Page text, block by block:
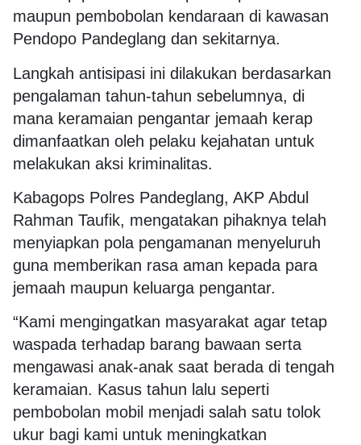
maupun pembobolan kendaraan di kawasan
Pendopo Pandeglang dan sekitarnya.
Langkah antisipasi ini dilakukan berdasarkan
pengalaman tahun-tahun sebelumnya, di
mana keramaian pengantar jemaah kerap
dimanfaatkan oleh pelaku kejahatan untuk
melakukan aksi kriminalitas.
Kabagops Polres Pandeglang, AKP Abdul
Rahman Taufik, mengatakan pihaknya telah
menyiapkan pola pengamanan menyeluruh
guna memberikan rasa aman kepada para
jemaah maupun keluarga pengantar.
“Kami mengingatkan masyarakat agar tetap
waspada terhadap barang bawaan serta
mengawasi anak-anak saat berada di tengah
keramaian. Kasus tahun lalu seperti
pembobolan mobil menjadi salah satu tolok
ukur bagi kami untuk meningkatkan